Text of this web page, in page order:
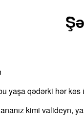
yaşa qədərki hər kəs
kimi valideyn,